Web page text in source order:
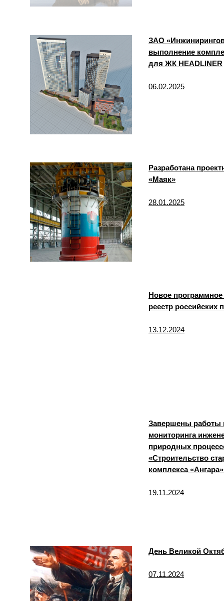
День Великой
07.11.2024
Завершены работы
мониторинга
природных
«Строительство
комплекса
19.11.2024
Новое
реестр
13.12.2024
Разработана
«Маяк»
28.01.2025
ЗАО
выполнение
для ЖК HEADLINER
06.02.2025